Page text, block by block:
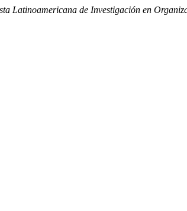
Latinoamericana de Investigación en